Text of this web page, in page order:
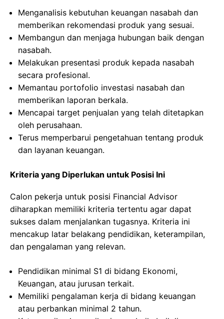
Menganalisis kebutuhan keuangan nasabah dan
memberikan rekomendasi produk yang sesuai.
Membangun dan menjaga hubungan baik dengan
nasabah.
Melakukan presentasi produk kepada nasabah
secara profesional.
Memantau portofolio investasi nasabah dan
memberikan laporan berkala.
Mencapai target penjualan yang telah ditetapkan
oleh perusahaan.
Terus memperbarui pengetahuan tentang produk
dan layanan keuangan.
Kriteria yang Diperlukan untuk Posisi Ini
Calon pekerja untuk posisi Financial Advisor
diharapkan memiliki kriteria tertentu agar dapat
sukses dalam menjalankan tugasnya. Kriteria ini
mencakup latar belakang pendidikan, keterampilan,
dan pengalaman yang relevan.
Pendidikan minimal S1 di bidang Ekonomi,
Keuangan, atau jurusan terkait.
Memiliki pengalaman kerja di bidang keuangan
atau perbankan minimal 2 tahun.